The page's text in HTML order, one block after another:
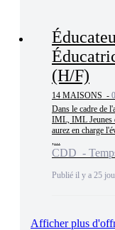
(H/F)
14 MAISONS -
Dans le cadre de
IML, IML Jeunes
aurez en charge
CDD -
Publié il y a 25
Afficher plus